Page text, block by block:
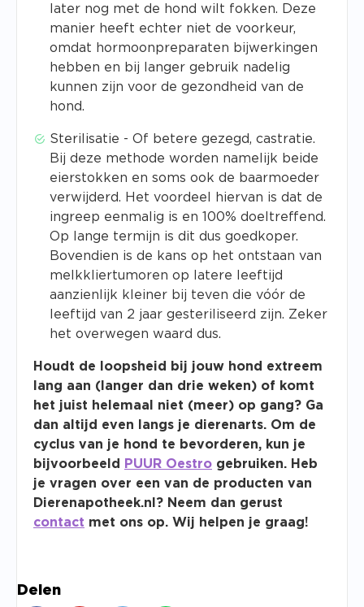
later nog met de hond wilt fokken. Deze
manier heeft echter niet de voorkeur,
omdat hormoonpreparaten bijwerkingen
hebben en bij langer gebruik nadelig
kunnen zijn voor de gezondheid van de
hond.
Sterilisatie - Of betere gezegd, castratie.
Bij deze methode worden namelijk beide
eierstokken en soms ook de baarmoeder
verwijderd. Het voordeel hiervan is dat de
ingreep eenmalig is en 100% doeltreffend.
Op lange termijn is dit dus goedkoper.
Bovendien is de kans op het ontstaan van
melkkliertumoren op latere leeftijd
aanzienlijk kleiner bij teven die vóór de
leeftijd van 2 jaar gesteriliseerd zijn. Zeker
het overwegen waard dus.
Houdt de loopsheid bij jouw hond extreem
lang aan (langer dan drie weken) of komt
het juist helemaal niet (meer) op gang? Ga
dan altijd even langs je dierenarts. Om de
cyclus van je hond te bevorderen, kun je
bijvoorbeeld
PUUR Oestro gebruiken. Heb
je vragen over een van de producten van
Dierenapotheek.nl? Neem dan gerust
contact met ons op. Wij helpen je graag!
Delen